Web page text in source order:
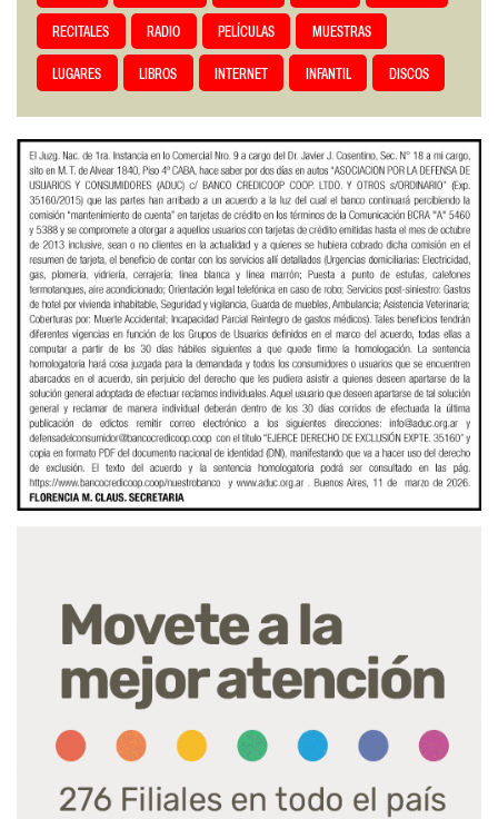
RECITALES RADIO PELÍCULAS MUESTRAS
LUGARES LIBROS INTERNET INFANTIL DISCOS